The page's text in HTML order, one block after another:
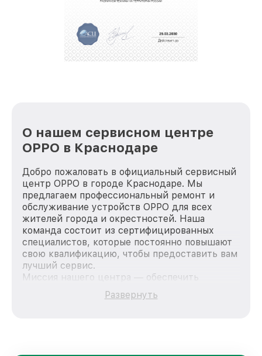
О нашем сервисном центре
OPPO в Краснодаре
Добро пожаловать в официальный сервисный
центр OPPO в городе Краснодаре. Мы
предлагаем профессиональный ремонт и
обслуживание устройств OPPO для всех
жителей города и окрестностей. Наша
команда состоит из сертифицированных
специалистов, которые постоянно повышают
свою квалификацию, чтобы предоставить вам
лучший сервис.
Миссия нашего центра — обеспечить
качественный и доступный ремонт для
каждого пользователя продукции OPPO, вне
Развернуть